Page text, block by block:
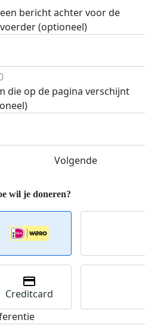
Streefbedrag
bericht achter voor de
(optioneel)
die op de pagina verschijnt
Volgende
Creditcard